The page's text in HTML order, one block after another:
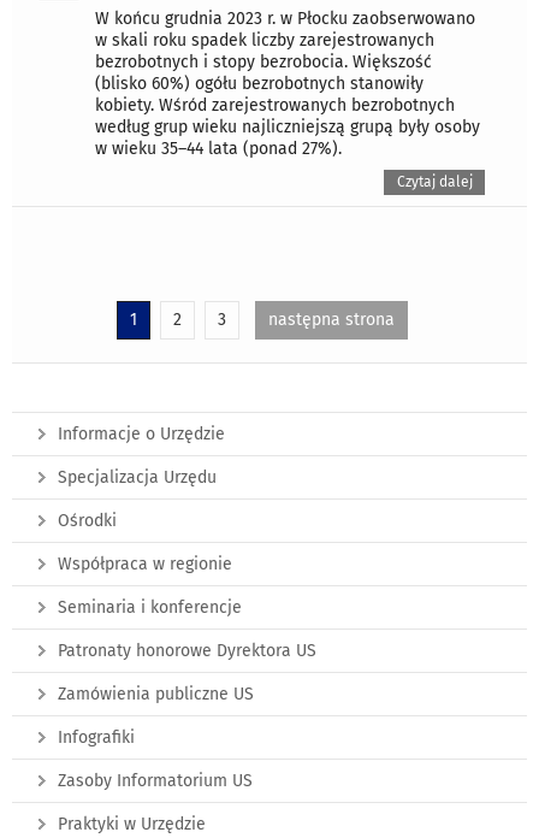
W końcu grudnia 2023 r. w Płocku zaobserwowano
w skali roku spadek liczby zarejestrowanych
bezrobotnych i stopy bezrobocia. Większość
(blisko 60%) ogółu bezrobotnych stanowiły
kobiety. Wśród zarejestrowanych bezrobotnych
według grup wieku najliczniejszą grupą były osoby
w wieku 35–44 lata (ponad 27%).
Czytaj dalej
1 2 3 następna strona
Informacje o Urzędzie
Specjalizacja Urzędu
Ośrodki
Współpraca w regionie
Seminaria i konferencje
Patronaty honorowe Dyrektora US
Zamówienia publiczne US
Infografiki
Zasoby Informatorium US
Praktyki w Urzędzie